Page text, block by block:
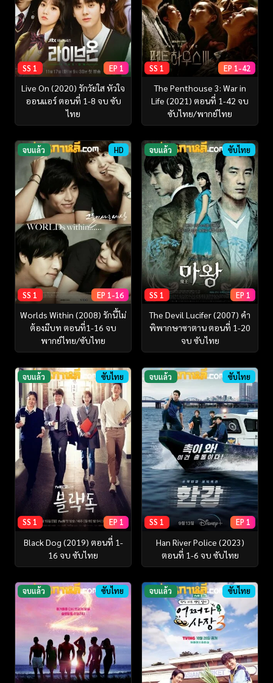
SS 1 EP 1
Live On (2020) รักวัยใส หัวใจ
ออนแอร์ ตอนที่ 1-8 จบ ซับ
ไทย
SS 1 EP 1-42
The Penthouse 3: War in
Life (2021) ตอนที่ 1-42 จบ
ซับไทย/พากย์ไทย
จบแล้ว HD
SS 1 EP 1-16
Worlds Within (2008) รักนี้ไม่
ต้องมีบท ตอนที่1-16 จบ
พากย์ไทย/ซับไทย
จบแล้ว ซับไทย
SS 1 EP 1
The Devil Lucifer (2007) คำ
พิพากษาซาตาน ตอนที่ 1-20
จบ ซับไทย
จบแล้ว ซับไทย
SS 1 EP 1
Black Dog (2019) ตอนที่ 1-
16 จบ ซับไทย
จบแล้ว ซับไทย
SS 1 EP 1
Han River Police (2023)
ตอนที่ 1-6 จบ ซับไทย
จบแล้ว ซับไทย จบแล้ว ซับไทย